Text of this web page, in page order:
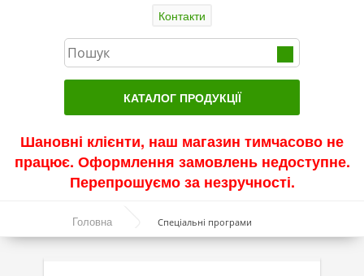
Контакти
КАТАЛОГ ПРОДУКЦІЇ
Актуальні продукти
Акції
Моторні оливи
Шановні клієнти, наш магазин тимчасово не
працює. Оформлення замовлень недоступне.
Перепрошуємо за незручності.
Головна Спеціальні програми